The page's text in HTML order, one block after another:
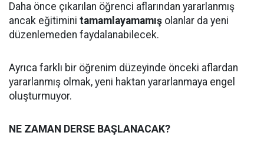
Daha önce çıkarılan öğrenci aflarından yararlanmış
ancak eğitimini tamamlayamamış olanlar da yeni
düzenlemeden faydalanabilecek.
Ayrıca farklı bir öğrenim düzeyinde önceki aflardan
yararlanmış olmak, yeni haktan yararlanmaya engel
oluşturmuyor.
NE ZAMAN DERSE BAŞLANACAK?